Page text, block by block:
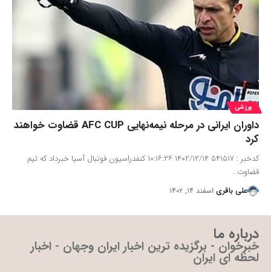
ورزشی
داوران ایرانی در مرحله نیمه‌نهایی AFC CUP قضاوت خواهند
کرد
کدخبر : ۵۴۱۵۱۷ ۱۴۰۲/۱۲/۱۴ ۱۰:۱۶:۲۶ کنفدراسیون فوتبال آسیا خبرداد که تیم
قضاوت…
علی باقری اسفند ۱۴, ۱۴۰۲
درباره ما
خبرخوان - برگزیده ترین اخبار ایران وجهان - اخبار
لحظه ای ایران